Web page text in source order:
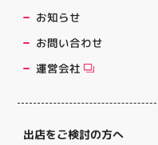
お知らせ
お問い合わせ
運営会社
出店をご検討の方へ